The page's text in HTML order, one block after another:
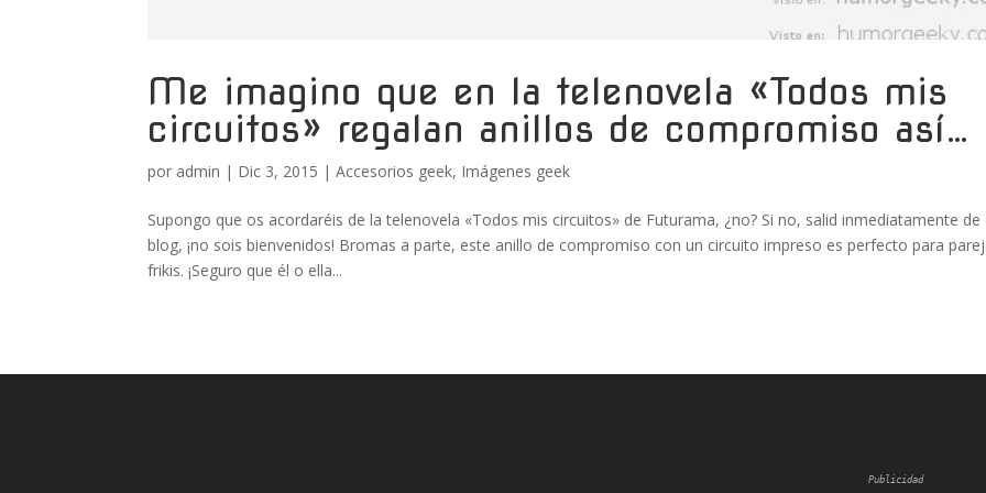
Me imagino que en la telenovela «Todos mis
circuitos» regalan anillos de compromiso así…
por admin | Dic 3, 2015 |Accesorios geek, Imágenes geek
Supongo que os acordaréis de la telenovela «Todos mis circuitos» de Futurama, ¿no? Si no, salid inmediatamente de
blog, ¡no sois bienvenidos! Bromas a parte, este anillo de compromiso con un circuito impreso es perfecto para
frikis. ¡Seguro que él o ella...
Publicidad